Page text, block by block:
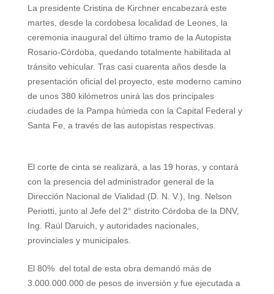
t
s
A
p
p
e
g
r
a
m
t
t
e
r
t
e
r
e
s
t
e
b
o
o
k
i
l
r
e
La presidente Cristina de Kirchner encabezará este
martes, desde la cordobesa localidad de Leones, la
ceremonia inaugural del último tramo de la Autopista
Rosario-Córdoba , quedando totalmente habilitada al
tránsito vehicular. Tras casi cuarenta años desde la
presentación oficial del proyecto, este moderno camino
de unos 380 kilómetrosunirá las dos principales
ciudades de la Pampa húmeda con la CapitalFederaly
Santa Fe, a través de las autopistas respectivas.
El corte de cinta se realizará, a las 19 horas, y contará
con la presencia del administrador general de la
Dirección Nacionalde Vialidad (D. N. V.), Ing. Nelson
Periotti, junto al Jefe del 2° distrito Córdoba de la DNV,
Ing. Raúl Daruich, y autoridades nacionales,
provinciales y municipales.
El 80% del total de esta obra demandó más de
3.000.000.000 de pesos de inversión y fue ejecutada a